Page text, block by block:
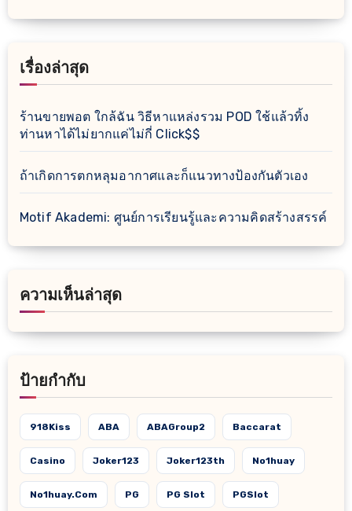
เรื่องล่าสุด
ร้านขายพอต ใกล้ฉัน วิธีหาแหล่งรวม POD ใช้แล้วทิ้ง
ท่านหาได้ไม่ยากแค่ไม่กี่ Click$$
ถ้าเกิดการตกหลุมอากาศและก็แนวทางป้องกันตัวเอง
Motif Akademi: ศูนย์การเรียนรู้และความคิดสร้างสรรค์
ความเห็นล่าสุด
ป้ายกำกับ
918Kiss ABA ABAGroup2 Baccarat
Casino Joker123 Joker123th No1huay
No1huay.com PG PG Slot PGSlot